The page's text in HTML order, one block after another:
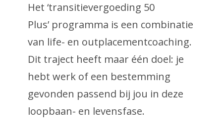
Het ‘transitievergoeding 50
Plus’ programma is een combinatie
van life- en outplacementcoaching.
Dit traject heeft maar één doel: je
hebt werk of een bestemming
gevonden passend bij jou in deze
loopbaan- en levensfase.